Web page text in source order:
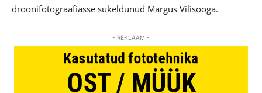
droonifotograafiasse sukeldunud Margus Vilisooga.
- REKLAAM -